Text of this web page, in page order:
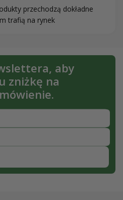
przechodzą dokładne
trafią na rynek
aby
zniżkę na